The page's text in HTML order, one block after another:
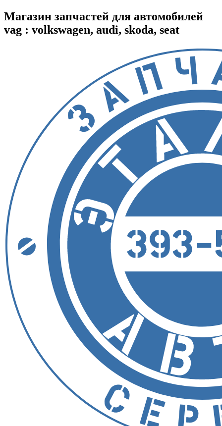
Магазин запчастей для автомобилей
vag : volkswagen, audi, skoda, seat